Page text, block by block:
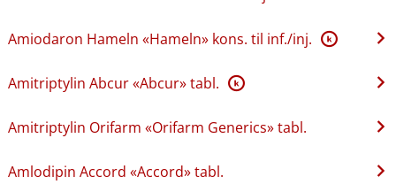
Amiodaron Hameln «Hameln» kons. til inf.​/​inj. K
Amitriptylin Abcur «Abcur» tabl. K
Amitriptylin Orifarm «Orifarm Generics» tabl.
Amlodipin Accord «Accord» tabl.